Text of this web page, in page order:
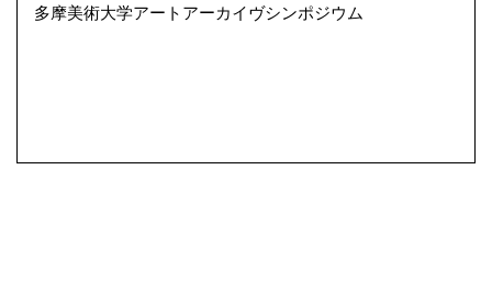
多摩美術大学アートアーカイヴシンポジウム